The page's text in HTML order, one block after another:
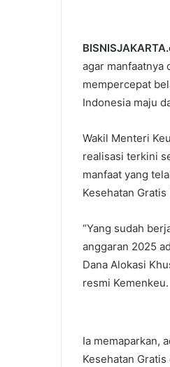
agar manfaatnya
mempercepat
Indonesia maju
Wakil Menteri
realisasi terkini
manfaat yang
Kesehatan Gratis
“Yang sudah
anggaran 2025
Dana Alokasi
resmi Kemenkeu.
Ia memaparkan,
Kesehatan